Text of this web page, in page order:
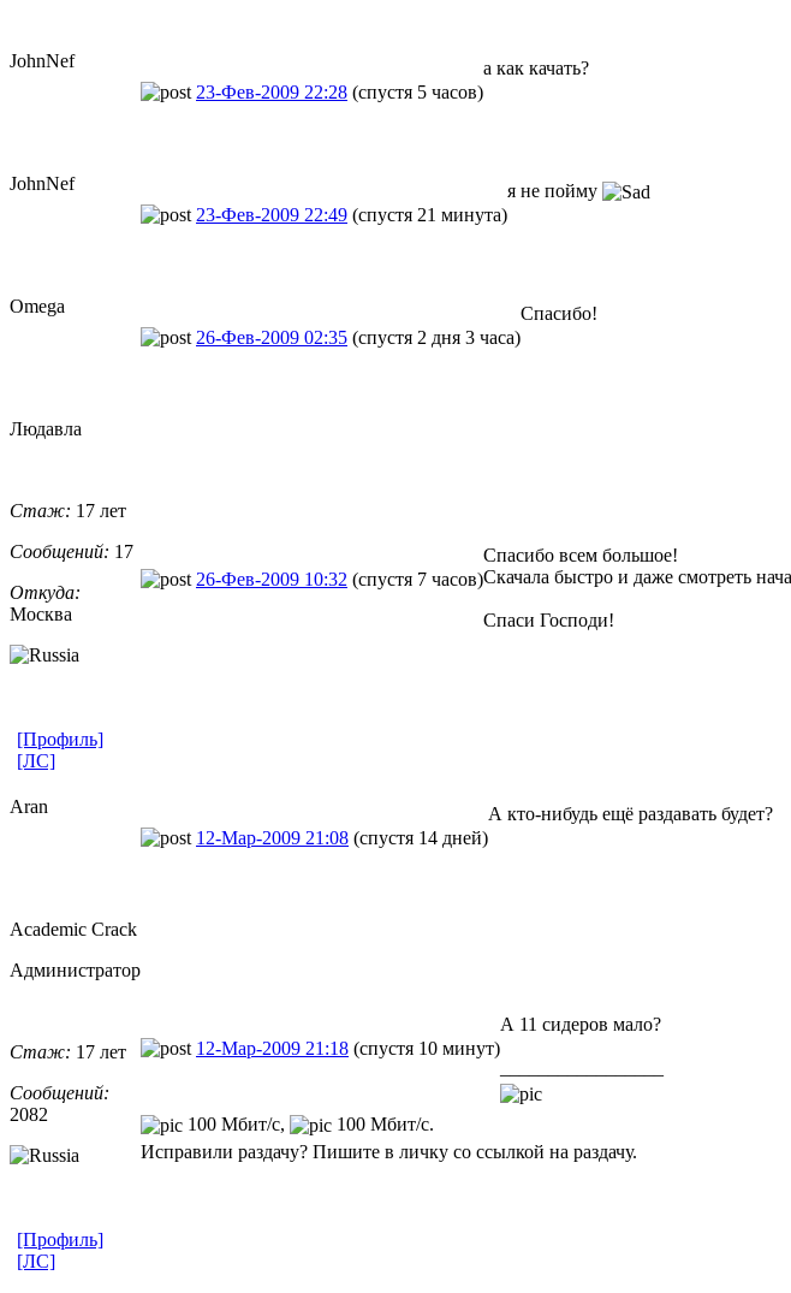
JohnNef
23-Фев-2009 22:28 (спустя 5 часов)
а как качать?
JohnNef
23-Фев-2009 22:49 (спустя 21 минута)
я не пойму
Omega
26-Фев-2009 02:35 (спустя 2 дня 3 часа)
Спасибо!
Людавла
Стаж: 17 лет
Сообщений: 17
Откуда:
Москва
26-Фев-2009 10:32 (спустя 7 часов)
Спасибо всем большое!
Скачала быстро и даже смотреть
Спаси Господи!
[Профиль]
[ЛС]
Aran
12-Мар-2009 21:08 (спустя 14 дней)
А кто-нибудь ещё раздавать будет?
Academic Crack
Администратор
Стаж: 17 лет
Сообщений:
2082
12-Мар-2009 21:18 (спустя 10 минут)
А 11 сидеров мало?
100 Мбит/с,
100 Мбит/с.
Исправили раздачу? Пишите в личку со ссылкой на раздачу.
[Профиль]
[ЛС]